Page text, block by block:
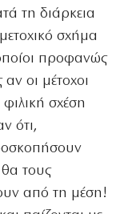
τη διάρκεια
σχήμα
προφανώς
αν οι μέτοχοι
σχέση
ότι,
θα τους
από τη μέση!